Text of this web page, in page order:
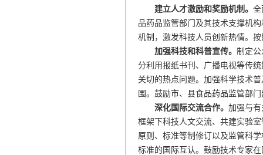
建立人才激励和奖励机制。 全
品药品监管部门及其技术支撑机
机制，激发科技人员创新热情。
加强科技和科普宣传。 制定
分利用报纸书刊、广播电视等传
关切的热点问题。加强科学技术
围。鼓励市、县食品药品监管部
深化国际交流合作。 加强与
框架下科技人文交流、共建实验
原则、标准等制修订以及监管科
标准的国际互认。鼓励技术专家